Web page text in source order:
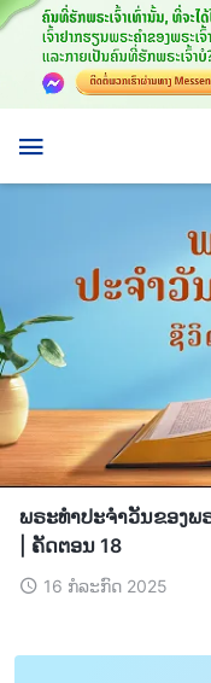
ພຣະທຳປະຈຳວັນຂອງພ
| ຄັດຕອນ 18
16 ກໍລະກົດ 2025